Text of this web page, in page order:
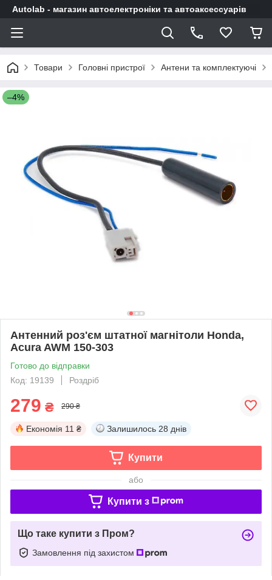
Autolab - магазин автоелектроніки та автоаксессуарів
Товари Головні пристрої Антени та комплектуючі
–4%
Антенний роз'єм штатної магнітоли Honda,
Acura AWM 150-303
Готово до відправки
Код: 19139
Роздріб
279 ₴ 290 ₴
Економія 11 ₴ Залишилось 28 днів
Купити
або
Купити з
Що таке купити з Пром?
Замовлення під захистом